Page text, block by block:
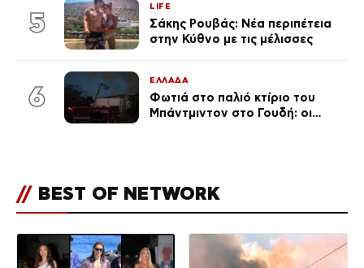
5
LIFE
Σάκης Ρουβάς: Νέα περιπέτεια
στην Κύθνο με τις μέλισσες
6
ΕΛΛΑΔΑ
Φωτιά στο παλιό κτίριο του
Μπάντμιντον στο Γουδή: οι
// BEST OF NETWORK